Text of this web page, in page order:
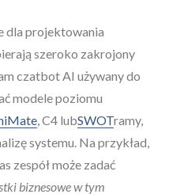
dla projektowania
szeroko zakrojony
czatbot AI używany do
modele poziomu
, C4 lubSWOTramy,
systemu. Na przykład,
zespół może zadać
biznesowe w tym